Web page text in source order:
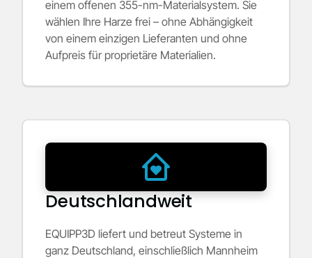
einem offenen 355-nm-Materialsystem. Sie
wählen Ihre Harze frei – ohne Abhängigkeit
von einem einzigen Lieferanten und ohne
Aufpreis für proprietäre Materialien.
Deutschlandweit
EQUIPP3D liefert und betreut Systeme in
ganz Deutschland, einschließlich Mannheim